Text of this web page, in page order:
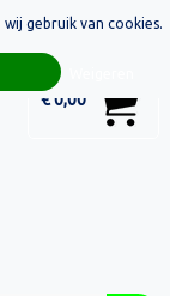
€ 0,00
gebruik van cookies.